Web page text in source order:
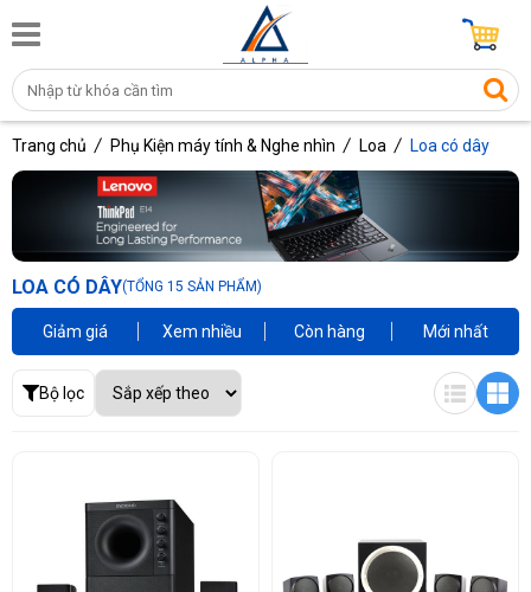
Trang chủ Phụ Kiện máy tính & Nghe nhìn Loa Loa có dây
LOA CÓ DÂY(TỔNG 15 SẢN PHẨM)
Giảm giá Xem nhiều Còn hàng Mới nhất
Bộ lọc